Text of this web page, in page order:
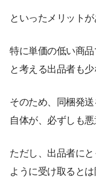
といったメリットが
特に単価の低い商
と考える出品者も少
そのため、同梱発
自体が、必ずしも
ただし、出品者に
ように受け取ると